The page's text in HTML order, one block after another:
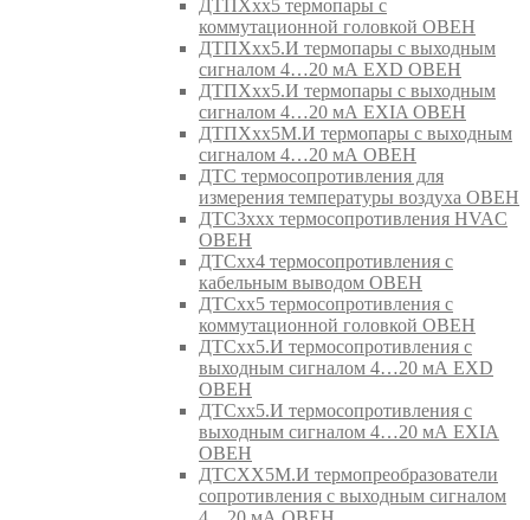
ДТПХхх5 термопары с
коммутационной головкой ОВЕН
ДТПХхх5.И термопары с выходным
сигналом 4…20 мА EXD ОВЕН
ДТПХхх5.И термопары с выходным
сигналом 4…20 мА EXIA ОВЕН
ДТПХхх5М.И термопары с выходным
сигналом 4…20 мА ОВЕН
ДТС термосопротивления для
измерения температуры воздуха ОВЕН
ДТС3ххх термосопротивления HVAC
ОВЕН
ДТСхх4 термосопротивления с
кабельным выводом ОВЕН
ДТСхх5 термосопротивления с
коммутационной головкой ОВЕН
ДТСхх5.И термосопротивления с
выходным сигналом 4…20 мА EXD
ОВЕН
ДТСхх5.И термосопротивления с
выходным сигналом 4…20 мА EXIA
ОВЕН
ДТСХХ5М.И термопреобразователи
сопротивления с выходным сигналом